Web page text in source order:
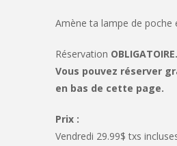
Amène ta lampe de poche
Réservation OBLIGATOIRE.
Vous pouvez réserver
en bas de cette page.
Prix :
Vendredi 29.99$ txs